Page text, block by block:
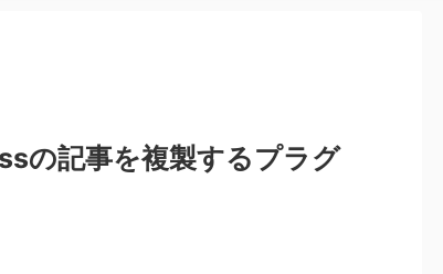
の記事を複製するプラグ